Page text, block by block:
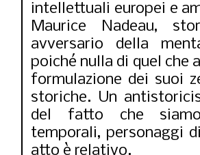
intellettuali europei e
Maurice Nadeau,
avversario della
poiché nulla di quel che
formulazione dei suoi
storiche. Un
del fatto che siamo
temporali, personaggi
atto è relativo.